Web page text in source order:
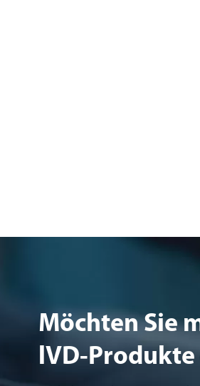
Möchten Sie
lVD-